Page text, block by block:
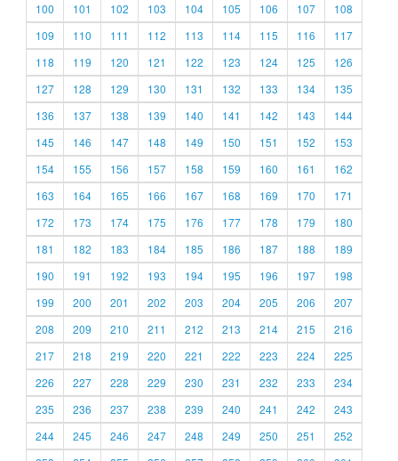
100
101 102 103 104 105 106 107
108
109
110 111 112 113 114 115 116
117
118
119 120 121 122 123 124 125
126
127
128 129 130 131 132 133 134
135
136
137 138 139 140 141 142 143
144
145
146 147 148 149 150 151 152
153
154
155 156 157 158 159 160 161
162
163
164 165 166 167 168 169 170
171
172
173 174 175 176 177 178 179
180
181
182 183 184 185 186 187 188
189
190
191 192 193 194 195 196 197
198
199
200 201 202 203 204 205 206
207
208
209 210 211 212 213 214 215
216
217
218 219 220 221 222 223 224
225
226
227 228 229 230 231 232 233
234
235
236 237 238 239 240 241 242
243
244
245 246 247 248 249 250 251
252